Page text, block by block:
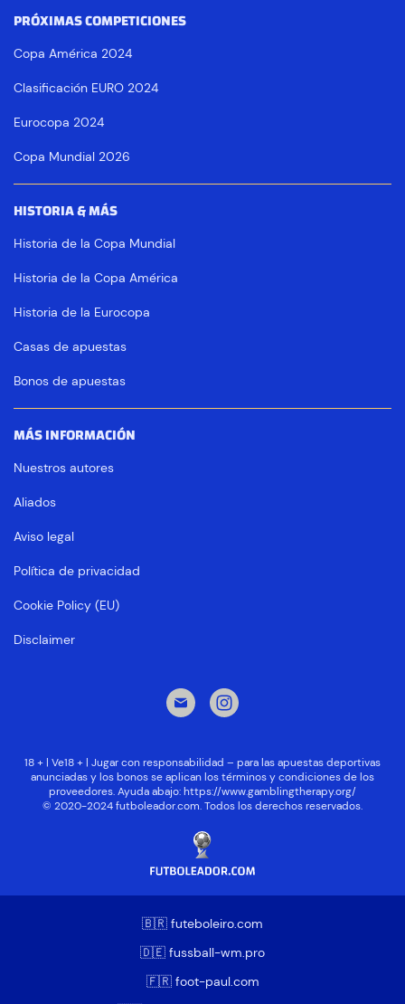
PRÓXIMAS COMPETICIONES
Copa América 2024
Clasificación EURO 2024
Eurocopa 2024
Copa Mundial 2026
HISTORIA & MÁS
Historia de la Copa Mundial
Historia de la Copa América
Historia de la Eurocopa
Casas de apuestas
Bonos de apuestas
MÁS INFORMACIÓN
Nuestros autores
Aliados
Aviso legal
Política de privacidad
Cookie Policy (EU)
Disclaimer
18 + | Ve18 + | Jugar con responsabilidad – para las apuestas deportivas
anunciadas y los bonos se aplican los términos y condiciones de los
proveedores. Ayuda abajo:https://www.gamblingtherapy.org/
© 2020-2024 futboleador.com. Todos los derechos reservados.
🇧🇷 futeboleiro.com
🇩🇪 fussball-wm.pro
🇫🇷 foot-paul.com